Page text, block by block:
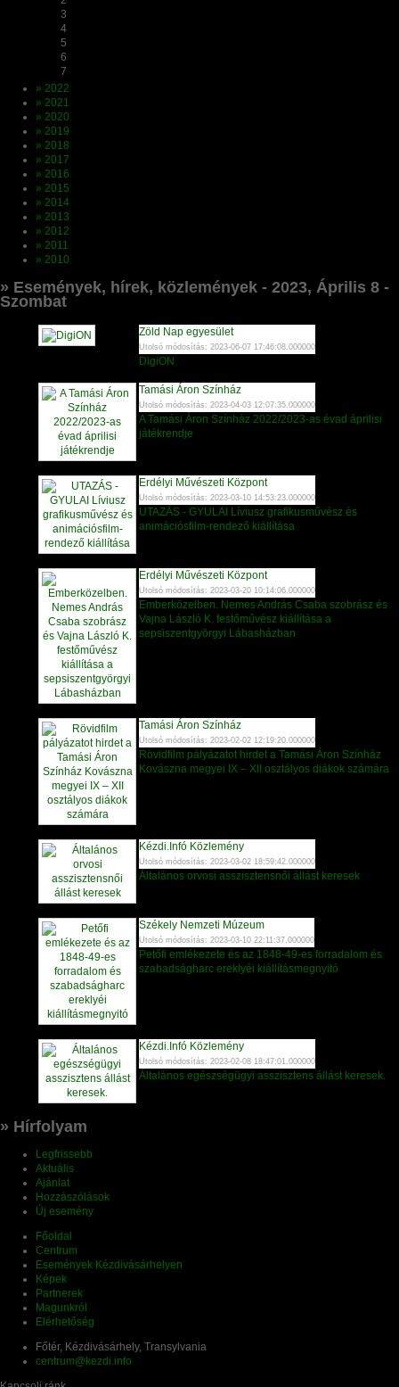
3
4
5
6
7
» 2022
» 2021
» 2020
» 2019
» 2018
» 2017
» 2016
» 2015
» 2014
» 2013
» 2012
» 2011
» 2010
» Események, hírek, közlemények - 2023, Április 8 -
Szombat
Zöld Nap egyesület
Utolsó módosítás: 2023-06-07 17:46:08.000000
DigiON
Tamási Áron Színház
Utolsó módosítás: 2023-04-03 12:07:35.000000
A Tamási Áron Színház 2022/2023-as évad áprilisi
játékrendje
Erdélyi Művészeti Központ
Utolsó módosítás: 2023-03-10 14:53:23.000000
UTAZÁS - GYULAI Líviusz grafikusművész és
animációsfilm-rendező kiállítása
Erdélyi Művészeti Központ
Utolsó módosítás: 2023-03-20 10:14:06.000000
Emberközelben. Nemes András Csaba szobrász és
Vajna László K. festőművész kiállítása a
sepsiszentgyörgyi Lábasházban
Tamási Áron Színház
Utolsó módosítás: 2023-02-02 12:19:20.000000
Rövidfilm pályázatot hirdet a Tamási Áron Színház
Kovászna megyei IX – XII osztályos diákok számára
Kézdi.Infó Közlemény
Utolsó módosítás: 2023-03-02 18:59:42.000000
Általános orvosi asszisztensnői állást keresek
Székely Nemzeti Múzeum
Utolsó módosítás: 2023-03-10 22:11:37.000000
Petőfi emlékezete és az 1848-49-es forradalom és
szabadságharc ereklyéi kiállításmegnyitó
Kézdi.Infó Közlemény
Utolsó módosítás: 2023-02-08 18:47:01.000000
Általános egészségügyi asszisztens állást keresek.
» Hírfolyam
Legfrissebb
Aktuális
Ajánlat
Hozzászólások
Új esemény
Főoldal
Centrum
Események Kézdivásárhelyen
Képek
Partnerek
Magunkról
Elérhetőség
Főtér, Kézdivásárhely, Transylvania
centrum@kezdi.info